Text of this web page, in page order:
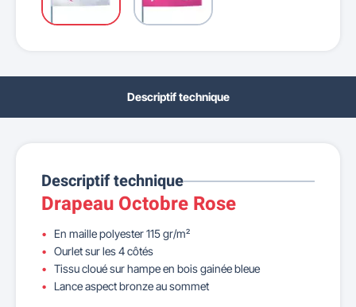
Descriptif technique
Descriptif technique
Drapeau Octobre Rose
En maille polyester 115 gr/m²
Ourlet sur les 4 côtés
Tissu cloué sur hampe en bois gainée bleue
Lance aspect bronze au sommet